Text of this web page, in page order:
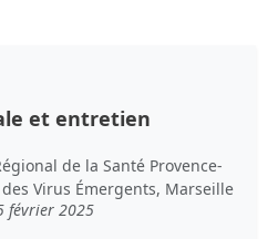
et entretien
de la Santé Provence-
des Virus Émergents, Marseille
février 2025